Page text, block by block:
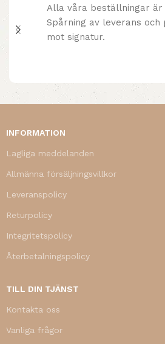
Alla våra beställningar är
Spårning av leverans
mot signatur.
INFORMATION
Lagliga meddelanden
Allmänna försäljningsvillkor
Leveranspolicy
Returpolicy
Integritetspolicy
Återbetalningspolicy
TILL DIN TJÄNST
Kontakta oss
Vanliga frågor